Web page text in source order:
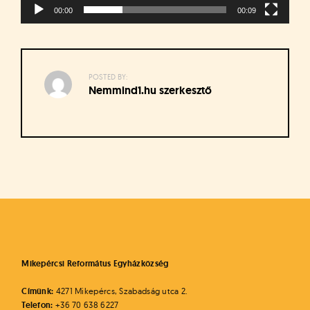
00:00 00:09
POSTED BY:
Nemmind1.hu szerkesztő
navigáció
Mikepércsi Református Egyházközség
Címünk: 4271 Mikepércs, Szabadság utca 2.
Telefon: +36 70 638 6227